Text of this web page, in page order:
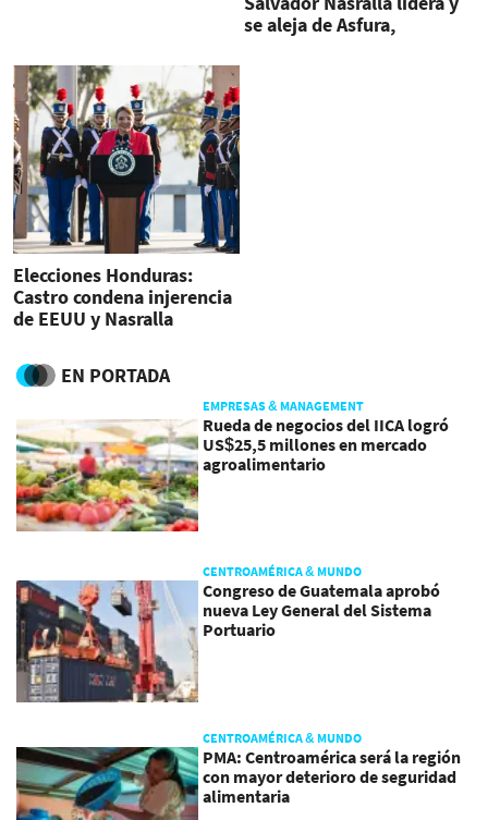
se aleja de Asfura,
Elecciones Honduras:
Castro condena injerencia
de EEUU y Nasralla
EN PORTADA
EMPRESAS & MANAGEMENT
Rueda de negocios del IICA logró
US$25,5 millones en mercado
agroalimentario
CENTROAMÉRICA & MUNDO
Congreso de Guatemala aprobó
nueva Ley General del Sistema
Portuario
CENTROAMÉRICA & MUNDO
PMA: Centroamérica será la región
con mayor deterioro de seguridad
alimentaria